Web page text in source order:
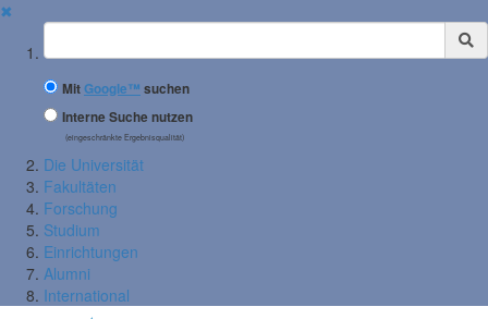
✖
Suchbegriff
MitGoogle™ suchen
Interne Suche nutzen
(eingeschränkte Ergebnisqualität)
Die Universität
Fakultäten
Forschung
Studium
Einrichtungen
Alumni
International